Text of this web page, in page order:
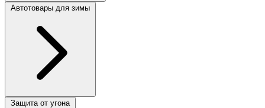
Автотовары для зимы
Защита от угона